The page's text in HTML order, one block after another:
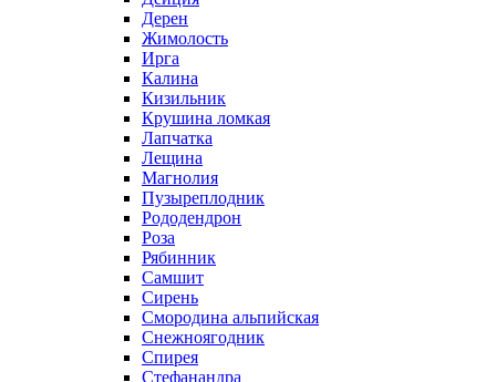
Дерен
Жимолость
Ирга
Калина
Кизильник
Крушина ломкая
Лапчатка
Лещина
Магнолия
Пузыреплодник
Рододендрон
Роза
Рябинник
Самшит
Сирень
Смородина альпийская
Снежноягодник
Спирея
Стефанандра